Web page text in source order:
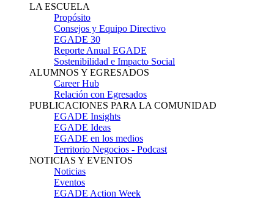
LA ESCUELA
Propósito
Consejos y Equipo Directivo
EGADE 30
Reporte Anual EGADE
Sostenibilidad e Impacto Social
ALUMNOS Y EGRESADOS
Career Hub
Relación con Egresados
PUBLICACIONES PARA LA COMUNIDAD
EGADE Insights
EGADE Ideas
EGADE en los medios
Territorio Negocios - Podcast
NOTICIAS Y EVENTOS
Noticias
Eventos
EGADE Action Week